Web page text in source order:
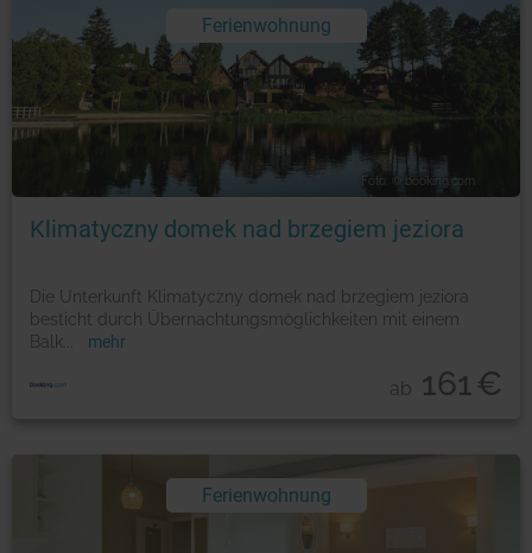
Ferienwohnung
Foto: © booking.com
Klimatyczny domek nad brzegiem jeziora
Die Unterkunft Klimatyczny domek nad brzegiem jeziora
besticht durch Übernachtungsmöglichkeiten mit einem
Balk
mehr
ab 161€
Ferienwohnung